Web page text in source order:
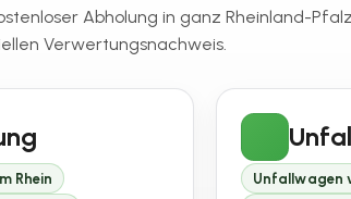
Abholung in ganz Rheinland-
Verwertungsnachweis.
Rhein
Unfallwagen